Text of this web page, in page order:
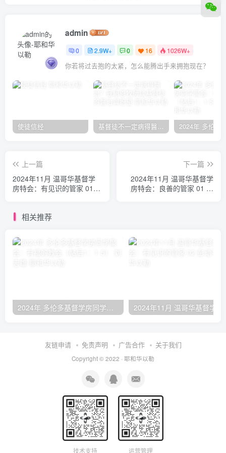
admin
0 2.9W+ 0 16 1026W+
你若将过去抱的太紧，怎么能腾出手来拥抱现在？
使徒信经 基督徒不一定病得醫治？寇紹恩牧師談基督徒的醫治與盼望
上一篇
2024年11月 温哥华基督学
房特会：有见识的管家 01
下一篇
2024年11月 温哥华基督学
房特会：良善的管家 01 吴
相关推荐
2024年 多伦多基督学房同学聚会：有福的教会（帖后1：1-5） 刘志雄
友链申请 免责声明 广告合作 关于我们
Copyright © 2022 · 耶和华以勒
技术支持 运营管理